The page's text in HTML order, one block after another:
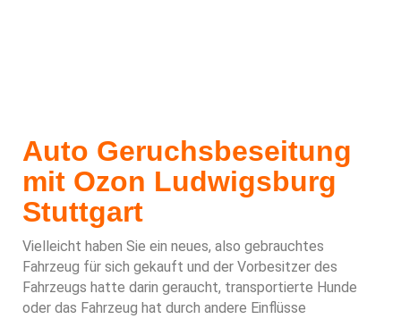
Auto Geruchsbeseitung
mit Ozon Ludwigsburg
Stuttgart
Vielleicht haben Sie ein neues, also gebrauchtes
Fahrzeug für sich gekauft und der Vorbesitzer des
Fahrzeugs hatte darin geraucht, transportierte Hunde
oder das Fahrzeug hat durch andere Einflüsse